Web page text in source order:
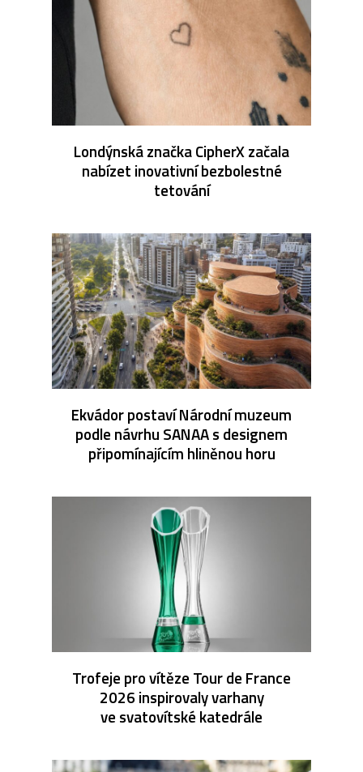
Londýnská značka CipherX začala
nabízet inovativní bezbolestné
tetování
Ekvádor postaví Národní muzeum
podle návrhu SANAA s designem
připomínajícím hliněnou horu
Trofeje pro vítěze Tour de France
2026 inspirovaly varhany
ve svatovítské katedrále